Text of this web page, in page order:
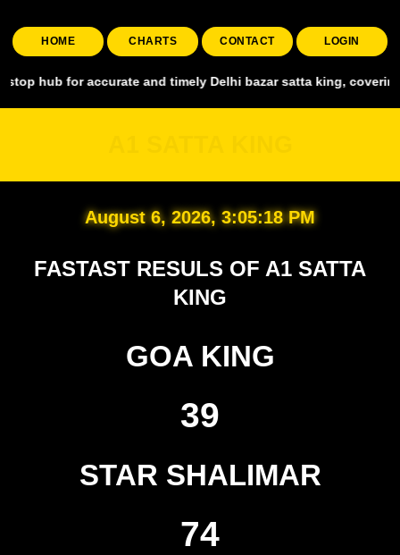
HOME CHARTS CONTACT LOGIN
accurate and timely Delhi bazar satta king, covering all
August 6, 2026, 3:05:19 PM
FASTAST RESULS OF A1 SATTA
KING
GOA KING
39
STAR SHALIMAR
74